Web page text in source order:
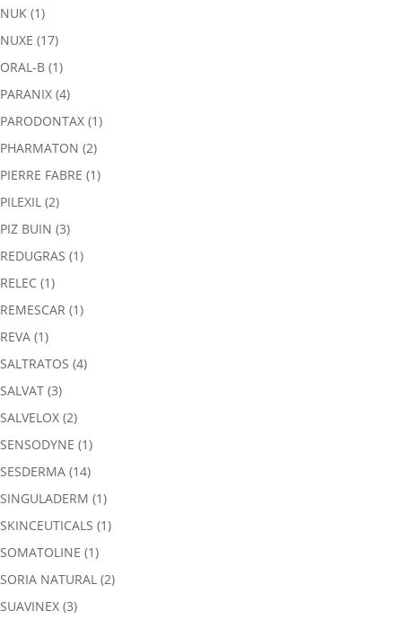
NUK (1)
NUXE (17)
ORAL-B (1)
PARANIX (4)
PARODONTAX (1)
PHARMATON (2)
PIERRE FABRE (1)
PILEXIL (2)
PIZ BUIN (3)
REDUGRAS (1)
RELEC (1)
REMESCAR (1)
REVA (1)
SALTRATOS (4)
SALVAT (3)
SALVELOX (2)
SENSODYNE (1)
SESDERMA (14)
SINGULADERM (1)
SKINCEUTICALS (1)
SOMATOLINE (1)
SORIA NATURAL (2)
SUAVINEX (3)